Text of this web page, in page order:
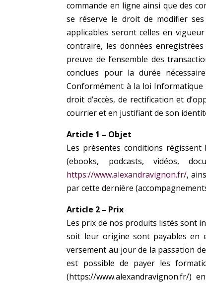
commande en ligne ainsi que des
se réserve le droit de modifier
applicables seront celles en
contraire, les données
preuve de l’ensemble des
conclues pour la durée
Conformément à la loi
droit d’accès, de rectification et
courrier et en justifiant de son
Article 1 – Objet
Les présentes conditions
(ebooks, podcasts, vidéos,
https://www.alexandravignon.fr/,
par cette dernière
Article 2 – Prix
Les prix de nos produits listés sont
soit leur origine sont payables en
versement au jour de la passation
est possible de payer les
(https://www.alexandravignon.fr/)